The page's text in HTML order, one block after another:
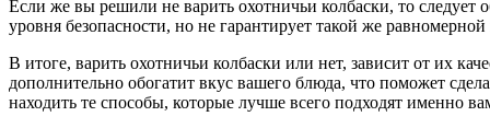
Если же вы решили не варить охотничьи колбаски, то следует
уровня безопасности, но не гарантирует такой же равномерной
В итоге, варить охотничьи колбаски или нет, зависит от их
дополнительно обогатит вкус вашего блюда, что поможет
находить те способы, которые лучше всего подходят именно